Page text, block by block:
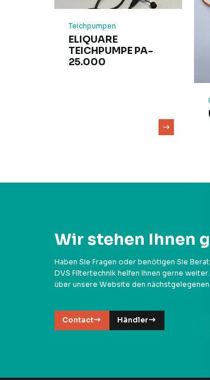
Teichpumpen
ELIQUARE
TEICHPUMPE PA-
25.000
Wir stehen Ihnen
Haben Sie Fragen oder benötigen Sie
DVS Filtertechnik helfen Ihnen gerne
über unsere Website den nächstgelegenen
Contact Händler